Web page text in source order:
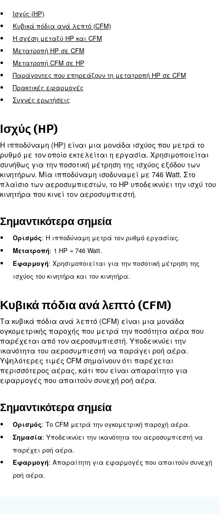
Αυτός ο ολοκληρωμένος οδηγός θα εξηγήσει τη
σε CFM, παρέχοντάς σας τις γνώσεις που
λαμβάνετε ενημερωμένες αποφάσεις. Είτε
επαγγελματίας στον τομέα είτε περίεργος
αυτός ο οδηγός έχει ως στόχο να σας
ενδυναμώσει με πρακτικές γνώσεις. Θα μάθετε:
Κυβικά πόδια ανά λεπτό (CFM)
Η σχέση μεταξύ HP και CFM
Μετατροπή HP σε CFM
Μετατροπή CFM σε HP
Παράγοντες που επηρεάζουν τη μετατροπή HP σε
Συχνές ερωτήσεις
Ισχύς (HP)
Η ιπποδύναμη (HP) είναι μια μονάδα ισχύος που
συνήθως για την ποσοτική μέτρηση της ισχύος
κινητήρων. Μία ιπποδύναμη ισοδυναμεί με 746
πλαίσιο των αεροσυμπιεστών, το HP υποδεικνύει
κινητήρα που κινεί τον αεροσυμπιεστή.
Σημαντικότερα σημεία
Μετατροπή: 1 HP = 746 Watt.
Εφαρμογή: Χρησιμοποιείται για την ποσοτική
ισχύος του κινητήρα και του κινητήρα.
Κυβικά πόδια ανά λεπτό (CFM)